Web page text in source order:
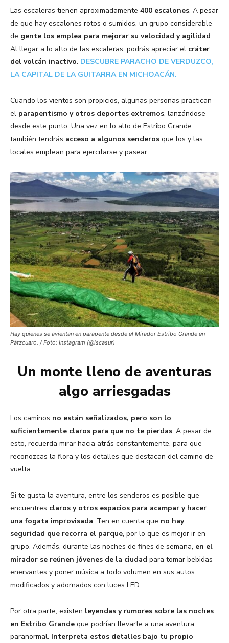
Las escaleras tienen aproximadamente 400 escalones. A pesar
de que hay escalones rotos o sumidos, un grupo considerable
de gente los emplea para mejorar su velocidad y agilidad.
Al llegar a lo alto de las escaleras, podrás apreciar el cráter
del volcán inactivo. DESCUBRE PARACHO DE VERDUZCO,
LA CAPITAL DE LA GUITARRA EN MICHOACÁN.
Cuando los vientos son propicios, algunas personas practican
el parapentismo y otros deportes extremos, lanzándose
desde este punto. Una vez en lo alto de Estribo Grande
también tendrás acceso a algunos senderos que los y las
locales emplean para ejercitarse y pasear.
Hay quienes se avientan en parapente desde el Mirador Estribo Grande en
Pátzcuaro. / Foto: Instagram (@iscasur)
Un monte lleno de aventuras
algo arriesgadas
Los caminos no están señalizados, pero son lo
suficientemente claros para que no te pierdas. A pesar de
esto, recuerda mirar hacia atrás constantemente, para que
reconozcas la flora y los detalles que destacan del camino de
vuelta.
Si te gusta la aventura, entre los senderos es posible que
encuentres claros y otros espacios para acampar y hacer
una fogata improvisada. Ten en cuenta que no hay
seguridad que recorra el parque, por lo que es mejor ir en
grupo. Además, durante las noches de fines de semana, en el
mirador se reúnen jóvenes de la ciudad para tomar bebidas
enervantes y poner música a todo volumen en sus autos
modificados y adornados con luces LED.
Por otra parte, existen leyendas y rumores sobre las noches
en Estribo Grande que podrían llevarte a una aventura
paranormal. Interpreta estos detalles bajo tu propio